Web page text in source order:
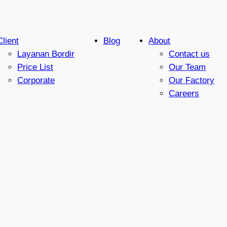
Layanan Bordir
Price List
Corporate
Blog
About
Contact us
Our Team
Our Factory
Careers